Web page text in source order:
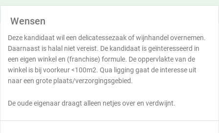
Wensen
Deze kandidaat wil een delicatessezaak of wijnhandel overnemen.
Daarnaast is halal niet vereist. De kandidaat is geïnteresseerd in
een eigen winkel en (franchise) formule. De oppervlakte van de
winkel is bij voorkeur <100m2. Qua ligging gaat de interesse uit
naar een grote plaats/verzorgingsgebied.
De oude eigenaar draagt alleen netjes over en verdwijnt.